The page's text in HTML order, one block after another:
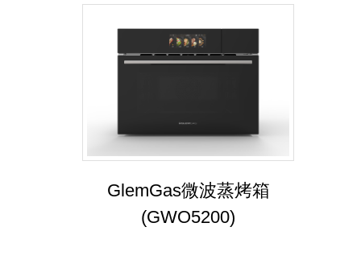
GlemGas微波蒸烤箱
(GWO5200)